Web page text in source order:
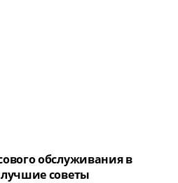
обслуживания в
лучшие советы